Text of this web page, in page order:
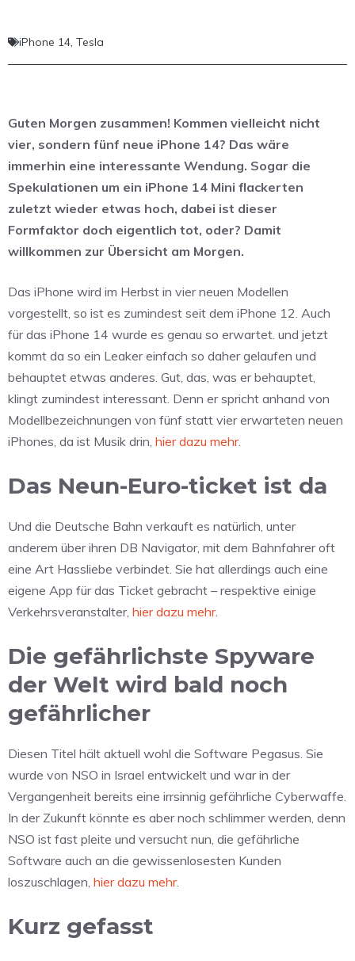
iPhone 14, Tesla
Guten Morgen zusammen! Kommen vielleicht nicht
vier, sondern fünf neue iPhone 14? Das wäre
immerhin eine interessante Wendung. Sogar die
Spekulationen um ein iPhone 14 Mini flackerten
zuletzt wieder etwas hoch, dabei ist dieser
Formfaktor doch eigentlich tot, oder? Damit
willkommen zur Übersicht am Morgen.
Das iPhone wird im Herbst in vier neuen Modellen
vorgestellt, so ist es zumindest seit dem iPhone 12. Auch
für das iPhone 14 wurde es genau so erwartet. und jetzt
kommt da so ein Leaker einfach so daher gelaufen und
behauptet etwas anderes. Gut, das, was er behauptet,
klingt zumindest interessant. Denn er spricht anhand von
Modellbezeichnungen von fünf statt vier erwarteten neuen
iPhones, da ist Musik drin, hier dazu mehr.
Das Neun-Euro-ticket ist da
Und die Deutsche Bahn verkauft es natürlich, unter
anderem über ihren DB Navigator, mit dem Bahnfahrer oft
eine Art Hassliebe verbindet. Sie hat allerdings auch eine
eigene App für das Ticket gebracht – respektive einige
Verkehrsveranstalter, hier dazu mehr.
Die gefährlichste Spyware
der Welt wird bald noch
gefährlicher
Diesen Titel hält aktuell wohl die Software Pegasus. Sie
wurde von NSO in Israel entwickelt und war in der
Vergangenheit bereits eine irrsinnig gefährliche Cyberwaffe.
In der Zukunft könnte es aber noch schlimmer werden, denn
NSO ist fast pleite und versucht nun, die gefährliche
Software auch an die gewissenlosesten Kunden
loszuschlagen, hier dazu mehr.
Kurz gefasst